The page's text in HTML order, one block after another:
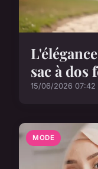
sac à dos
15/06/2026 07:42
MODE